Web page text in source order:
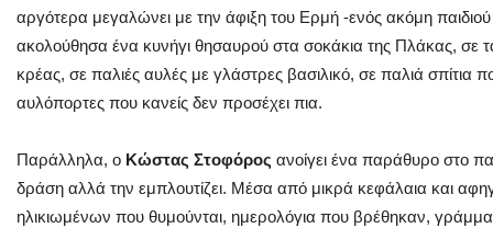
αργότερα μεγαλώνει με την άφιξη του Ερμή -ενός ακόμη παιδιού
ακολούθησα ένα κυνήγι θησαυρού στα σοκάκια της Πλάκας, σε
κρέας, σε παλιές αυλές με γλάστρες βασιλικό, σε παλιά σπίτια
αυλόπορτες που κανείς δεν προσέχει πια.
Παράλληλα, ο Κώστας Στοφόρος ανοίγει ένα παράθυρο στο
δράση αλλά την εμπλουτίζει. Μέσα από μικρά κεφάλαια και
ηλικιωμένων που θυμούνται, ημερολόγια που βρέθηκαν,